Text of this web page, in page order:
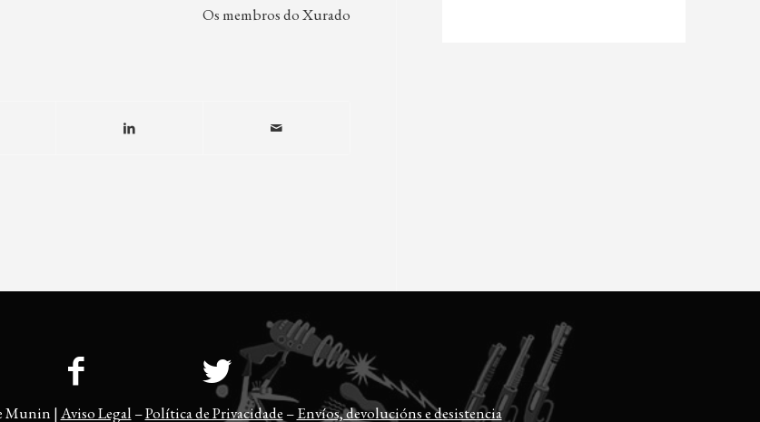
Os membros do Xurado
Munin |Aviso Legal –Política de Privacidade –Envíos, devolucións e desistencia